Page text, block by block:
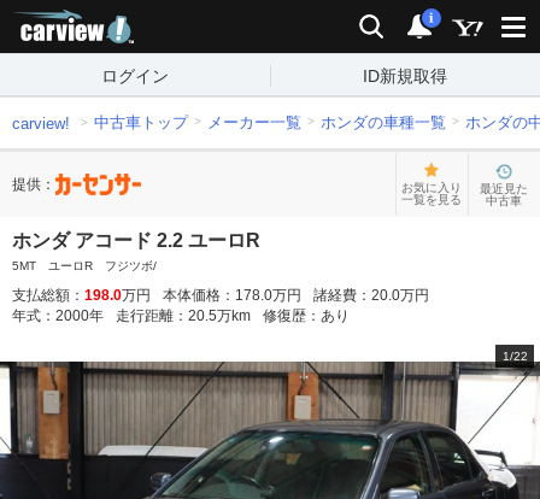
検索 通知
i
ログイン ID新規取得
carview! 中古車トップ メーカー一覧 ホンダの車種一覧 ホンダの
提供：
お気に入り
一覧を見る
最近見た
中古車
ホンダ アコード 2.2 ユーロR
5MT ユーロR フジツボ/
支払総額： 198.0万円 本体価格： 178.0万円 諸経費： 20.0万円
年式： 2000年 走行距離： 20.5万km 修復歴： あり
1/22